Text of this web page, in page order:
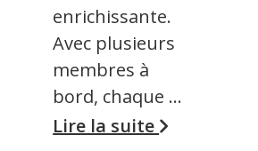
enrichissante.
Avec plusieurs
membres à
bord, chaque …
Lire la suite